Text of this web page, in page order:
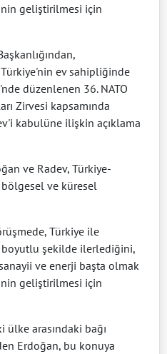
geliştirilmesi için
ev sahipliğinde
düzenlenen 36. NATO
Zirvesi kapsamında
kabulüne ilişkin açıklama
ve Radev, Türkiye-
ve küresel
Türkiye ile
şekilde ilerlediğini,
ve enerji başta olmak
geliştirilmesi için
arasındaki bağı
Erdoğan, bu konuya